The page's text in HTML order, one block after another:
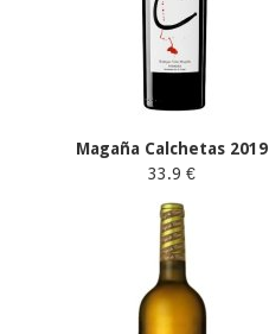
Magaña Calchetas 2019
33.9 €